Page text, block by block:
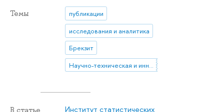
Темы
публикации
исследования и аналитика
Брекзит
В статье
Институт статистических